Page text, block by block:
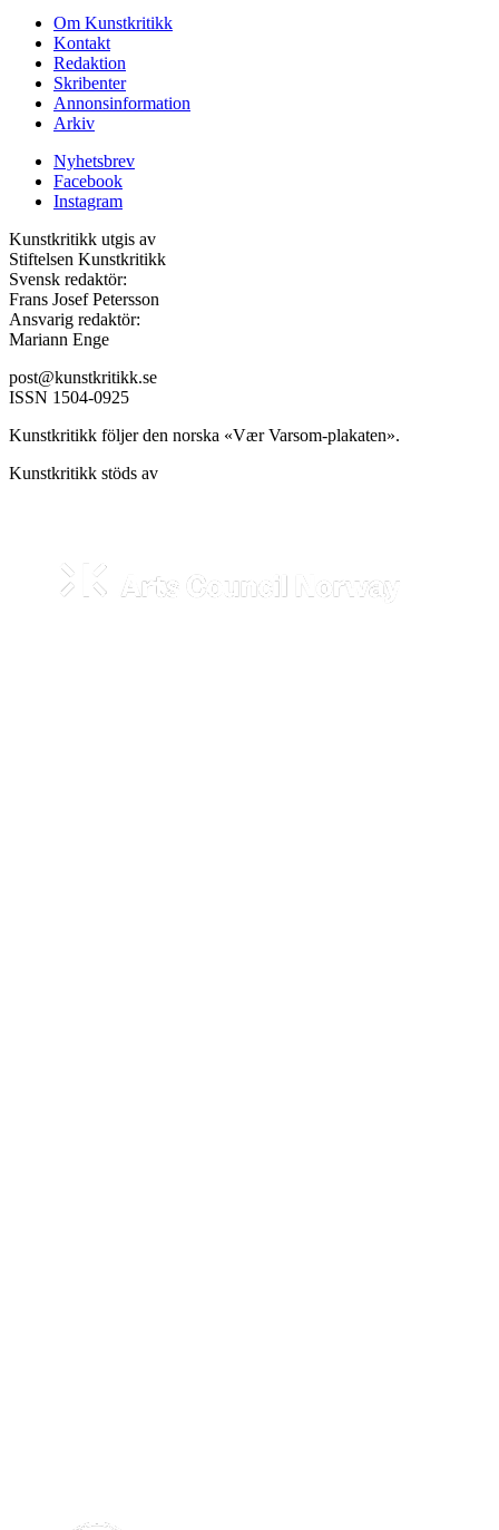
Om Kunstkritikk
Kontakt
Redaktion
Skribenter
Annonsinformation
Arkiv
Nyhetsbrev
Facebook
Instagram
Kunstkritikk utgis av
Stiftelsen Kunstkritikk
Svensk redaktör:
Frans Josef Petersson
Ansvarig redaktör:
Mariann Enge
post@kunstkritikk.se
ISSN 1504-0925
Kunstkritikk följer den norska «Vær Varsom-plakaten».
Kunstkritikk stöds av